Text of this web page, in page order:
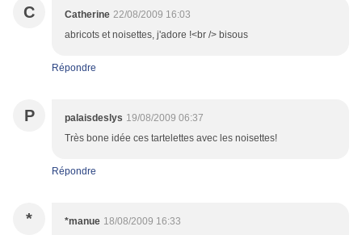
C Catherine 22/08/2009 16:03
abricots et noisettes, j'adore !<br /> bisous
Répondre
P palaisdeslys 19/08/2009 06:37
Très bone idée ces tartelettes avec les noisettes!
Répondre
* *manue 18/08/2009 16:33